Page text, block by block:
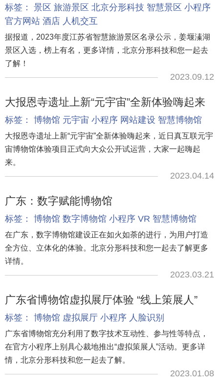
标签： 景区 旅游景区 北京分形科技 智慧景区 小程序
官方网站 酒店 人机交互
据报道，2023年度江苏省智慧旅游景区名录公示，姜堰溱湖
景区入选，榜上有名，更多详情，北京分形科技和您一起去
了解！
2023.09.12
大报恩寺遗址上新“元宇宙”全新体验嗨起来
标签： 博物馆 元宇宙 小程序 网站建设 智慧博物馆
大报恩寺遗址上新“元宇宙”全新体验嗨起来，近日真互联元宇
宙博物馆体验项目正式向大众公开试运营，大家一起嗨起
来。
2023.04.14
广东：数字赋能博物馆
标签： 博物馆 数字博物馆 小程序 VR 智慧博物馆
在广东，数字博物馆建设正在如火如荼的进行，为用户打造
全方位、立体化的体验。北京分形科技和您一起去了解更多
详情。
2023.03.21
广东省博物馆虚拟展厅体验 “线上策展人”
标签： 博物馆 虚拟展厅 小程序 人脸识别
广东省博物馆充分利用了数字技术互动性、参与性等特点，
在官方小程序上别具心裁地推出“虚拟策展人”活动。更多详
情，北京分形科技和您一起去了解。
2023.01.08